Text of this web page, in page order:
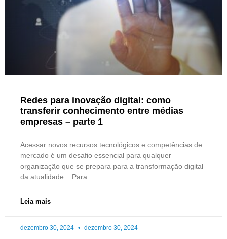
Redes para inovação digital: como
transferir conhecimento entre médias
empresas – parte 1
Acessar novos recursos tecnológicos e competências de
mercado é um desafio essencial para qualquer
organização que se prepara para a transformação digital
da atualidade. Para
Leia mais
dezembro 30, 2024 dezembro 30, 2024